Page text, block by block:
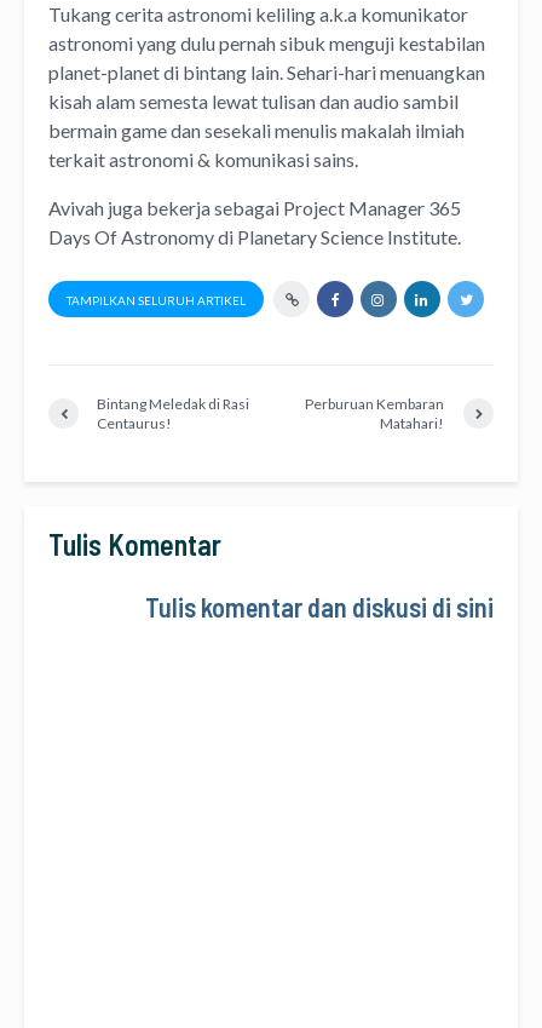
Tukang cerita astronomi kelilinga.k.a komunikator
astronomiyang dulu pernah sibuk menguji kestabilan
planet-planet di bintang lain. Sehari-hari menuangkan
kisah alam semesta lewattulisandanaudio sambil
bermain game dan sesekali menulis makalah ilmiah
terkait astronomi & komunikasi sains.
Avivah juga bekerja sebagai Project Manager 365
Days Of Astronomydi Planetary Science Institute
TAMPILKAN SELURUH ARTIKEL
Bintang Meledak di Rasi
Centaurus!
Perburuan Kembaran
Matahari!
Tulis Komentar
Tulis komentar dan diskusi di sini